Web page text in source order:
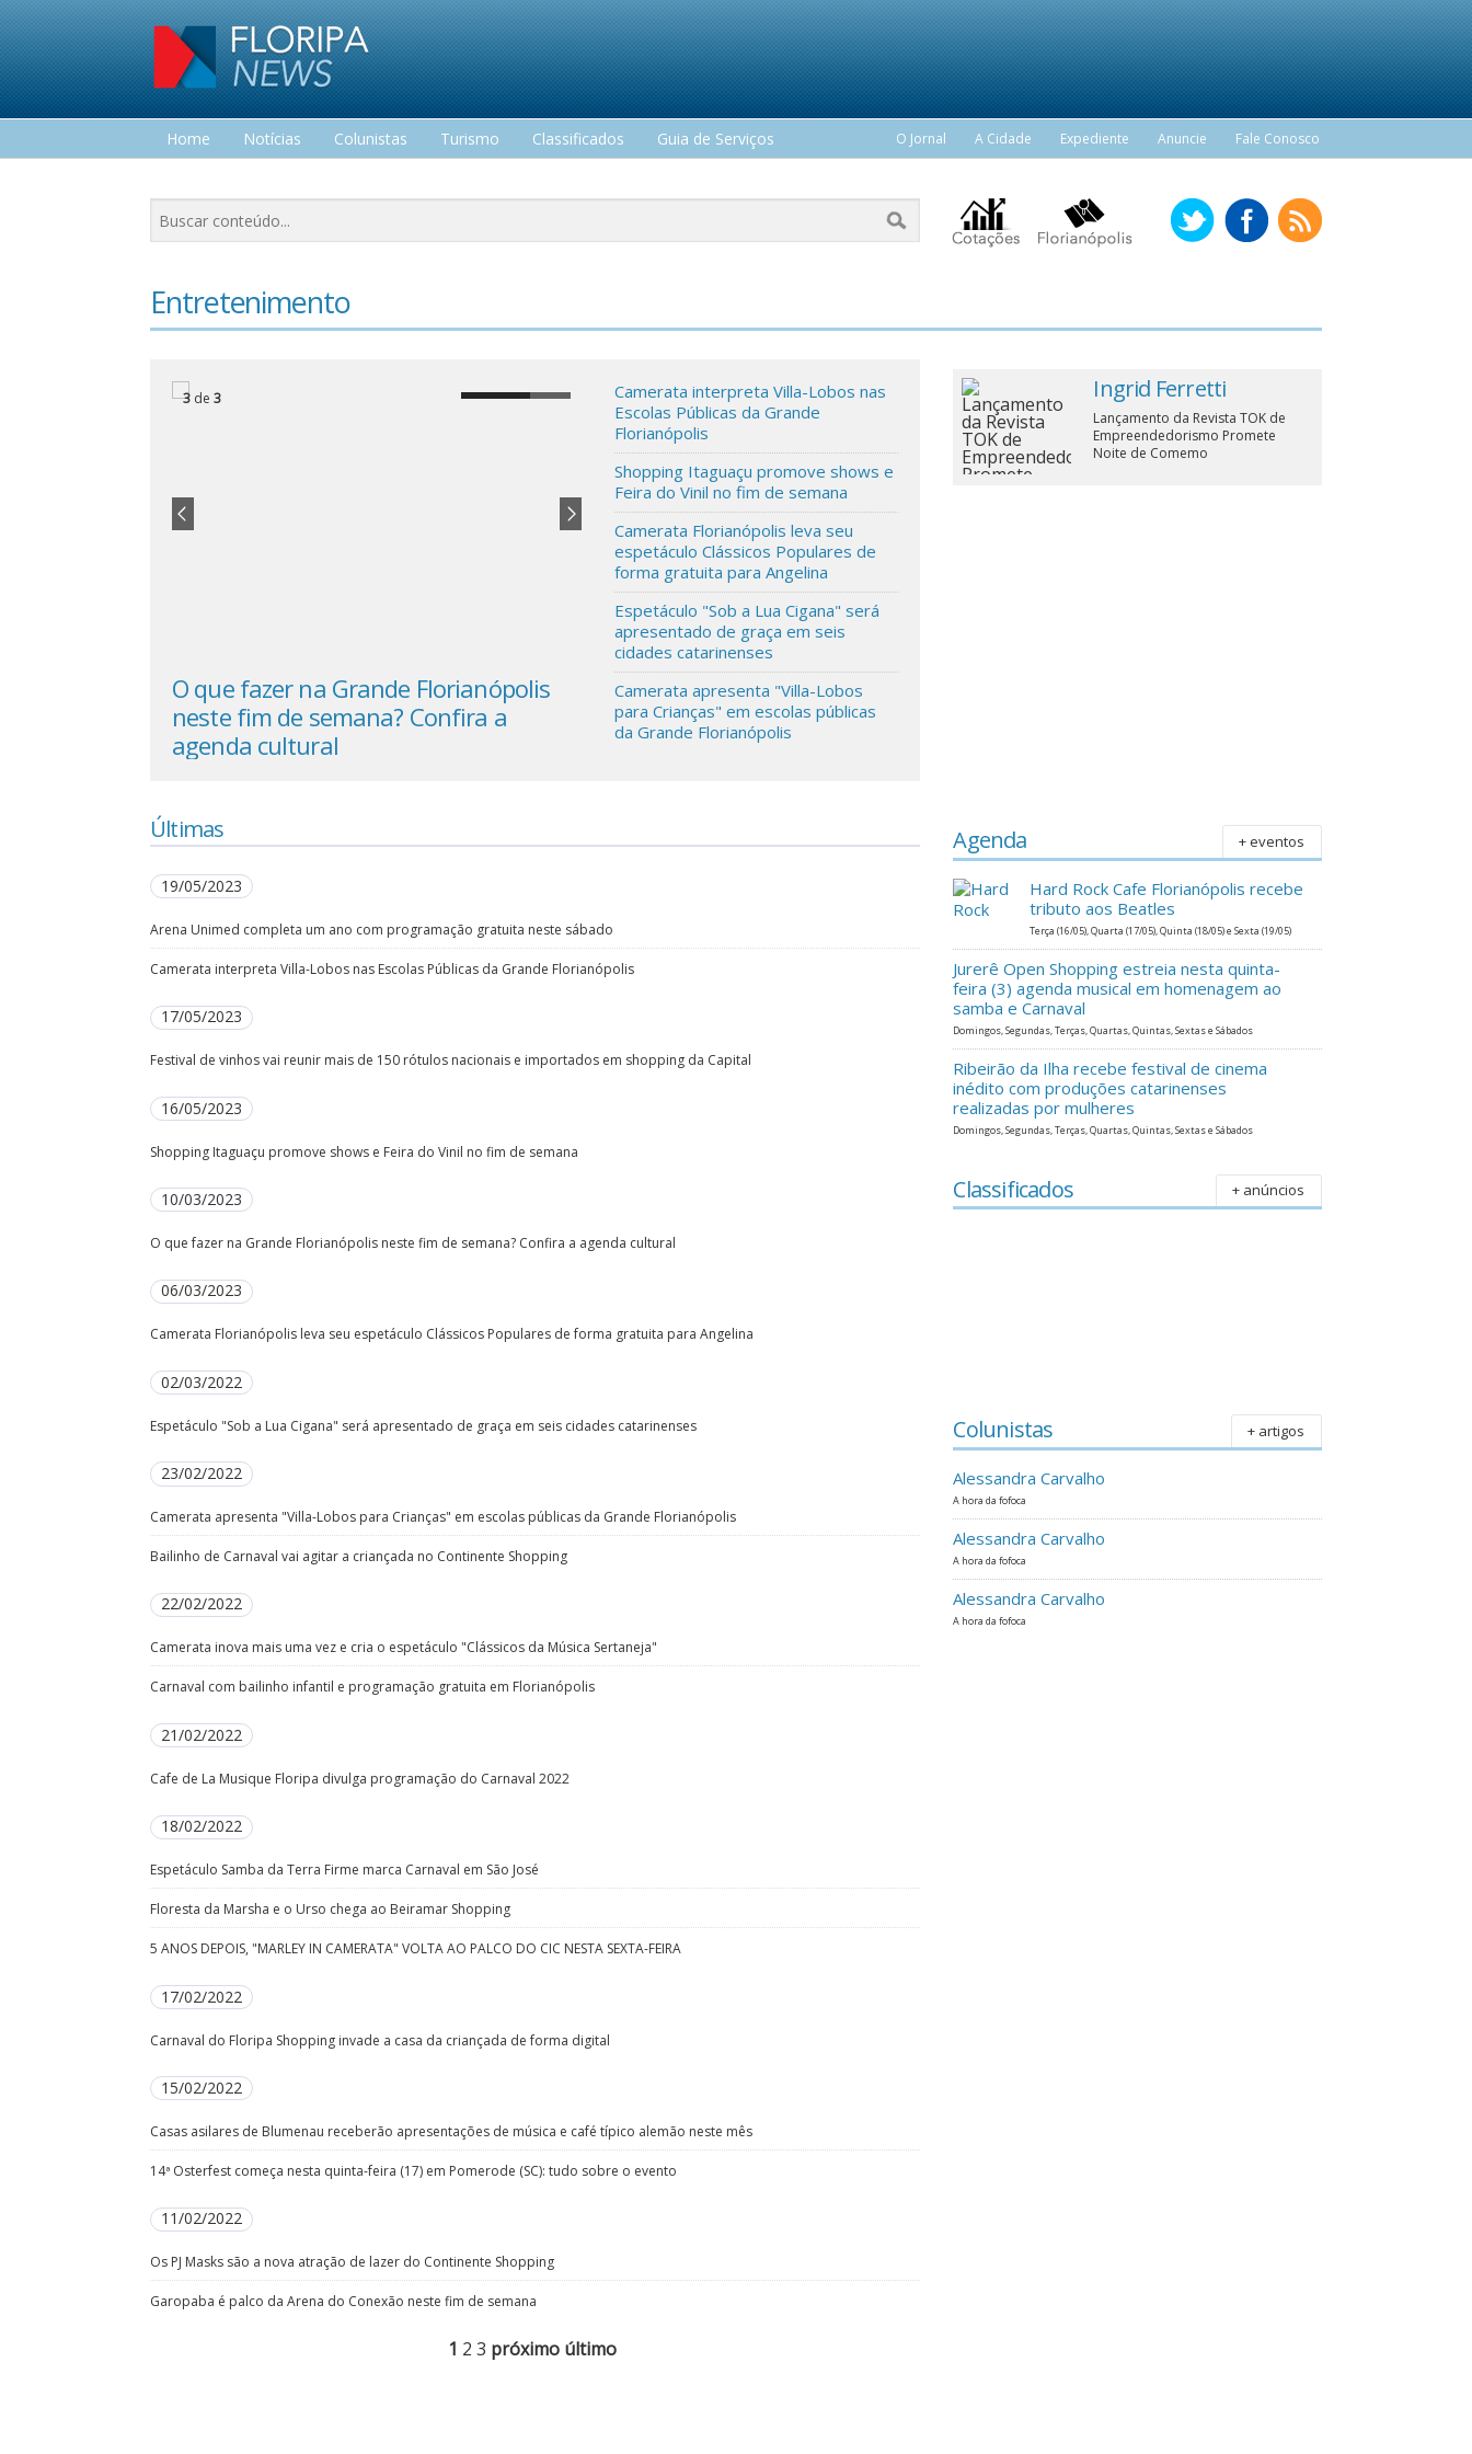
Home Notícias Colunistas Turismo Classificados
Guia de Serviços
O Jornal A Cidade Expediente Anuncie Fale Conosco
Entretenimento
O que fazer na Grande Florianópolis
neste fim de semana? Confira a
agenda cultural
Arena Unimed completa um ano com
programação gratuita neste sábado
3 de3
Camerata interpreta Villa-Lobos nas
Escolas Públicas da Grande
Florianópolis
Shopping Itaguaçu promove shows e
Feira do Vinil no fim de semana
Camerata Florianópolis leva seu
espetáculo Clássicos Populares de
forma gratuita para Angelina
Espetáculo "Sob a Lua Cigana" será
apresentado de graça em seis
cidades catarinenses
Camerata apresenta "Villa-Lobos
para Crianças" em escolas públicas
da Grande Florianópolis
Ingrid Ferretti
Lançamento da Revista TOK de
Empreendedorismo Promete
Noite de Comemo
Últimas
19/05/2023
Arena Unimed completa um ano com programação gratuita neste sábado
Camerata interpreta Villa-Lobos nas Escolas Públicas da Grande Florianópolis
17/05/2023
Festival de vinhos vai reunir mais de 150 rótulos nacionais e importados em shopping da Capital
16/05/2023
Shopping Itaguaçu promove shows e Feira do Vinil no fim de semana
10/03/2023
O que fazer na Grande Florianópolis neste fim de semana? Confira a agenda cultural
06/03/2023
Camerata Florianópolis leva seu espetáculo Clássicos Populares de forma gratuita para Angelina
02/03/2022
Espetáculo "Sob a Lua Cigana" será apresentado de graça em seis cidades catarinenses
23/02/2022
Camerata apresenta "Villa-Lobos para Crianças" em escolas públicas da Grande Florianópolis
Bailinho de Carnaval vai agitar a criançada no Continente Shopping
22/02/2022
Camerata inova mais uma vez e cria o espetáculo "Clássicos da Música Sertaneja"
Carnaval com bailinho infantil e programação gratuita em Florianópolis
21/02/2022
Cafe de La Musique Floripa divulga programação do Carnaval 2022
18/02/2022
Espetáculo Samba da Terra Firme marca Carnaval em São José
Floresta da Marsha e o Urso chega ao Beiramar Shopping
5 ANOS DEPOIS, "MARLEY IN CAMERATA" VOLTA AO PALCO DO CIC NESTA SEXTA-FEIRA
17/02/2022
Carnaval do Floripa Shopping invade a casa da criançada de forma digital
15/02/2022
Casas asilares de Blumenau receberão apresentações de música e café típico alemão neste mês
14ª Osterfest começa nesta quinta-feira (17) em Pomerode (SC): tudo sobre o evento
11/02/2022
Os PJ Masks são a nova atração de lazer do Continente Shopping
Garopaba é palco da Arena do Conexão neste fim de semana
1 2 3 próximo último
Agenda + eventos
Hard Rock Cafe Florianópolis recebe
tributo aos Beatles
Terça (16/05), Quarta (17/05), Quinta (18/05) e Sexta (19/05)
Jurerê Open Shopping estreia nesta quinta-
feira (3) agenda musical em homenagem ao
samba e Carnaval
Domingos, Segundas, Terças, Quartas, Quintas, Sextas e Sábados
Ribeirão da Ilha recebe festival de cinema
inédito com produções catarinenses
realizadas por mulheres
Domingos, Segundas, Terças, Quartas, Quintas, Sextas e Sábados
Classificados + anúncios
Colunistas + artigos
Alessandra Carvalho
A hora da fofoca
Alessandra Carvalho
A hora da fofoca
Alessandra Carvalho
A hora da fofoca